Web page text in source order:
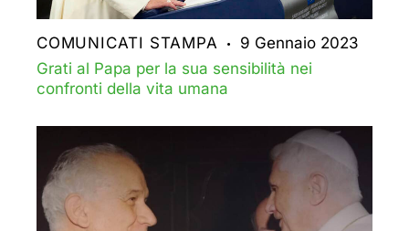
COMUNICATI STAMPA
9 Gennaio 2023
Grati al Papa per la sua sensibilità nei
confronti della vita umana